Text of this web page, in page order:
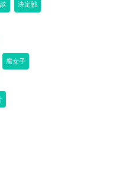
決定戦
腐女子